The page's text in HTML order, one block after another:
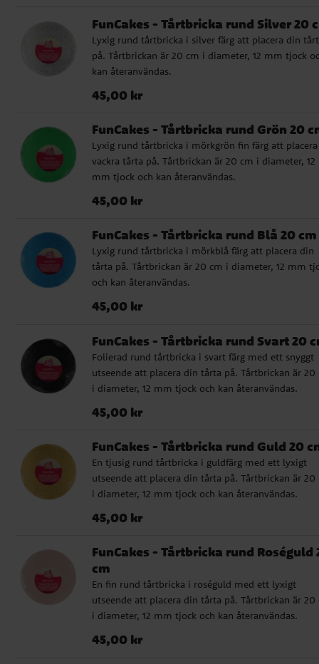
FunCakes - Tårtbricka rund Silver 20
Lyxig rund tårtbricka i silver färg att placera din
på. Tårtbrickan är 20 cm i diameter, 12 mm tjock
kan återanvändas.
Pris :45,00 kr
45,00 kr
FunCakes - Tårtbricka rund Grön 20
Lyxig rund tårtbricka i mörkgrön fin färg att
vackra tårta på. Tårtbrickan är 20 cm i diameter, 12
mm tjock och kan återanvändas.
Pris :45,00 kr
45,00 kr
FunCakes - Tårtbricka rund Blå 20 cm
Lyxig rund tårtbricka i mörkblå färg att placera din
tårta på. Tårtbrickan är 20 cm i diameter, 12 mm
och kan återanvändas.
Pris :45,00 kr
45,00 kr
FunCakes - Tårtbricka rund Svart 20
Folierad rund tårtbricka i svart färg med ett snyggt
utseende att placera din tårta på. Tårtbrickan är 20
i diameter, 12 mm tjock och kan återanvändas.
Pris :45,00 kr
45,00 kr
FunCakes - Tårtbricka rund Guld 20
En tjusig rund tårtbricka i guldfärg med ett lyxigt
utseende att placera din tårta på. Tårtbrickan är 20
i diameter, 12 mm tjock och kan återanvändas.
Pris :45,00 kr
45,00 kr
FunCakes - Tårtbricka rund Roséguld
cm
En fin rund tårtbricka i roséguld med ett lyxigt
utseende att placera din tårta på. Tårtbrickan är 20
i diameter, 12 mm tjock och kan återanvändas.
Pris :45,00 kr
45,00 kr